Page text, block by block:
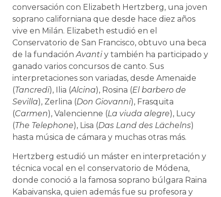
conversación con Elizabeth Hertzberg, una joven
soprano californiana que desde hace diez años
vive en Milán. Elizabeth estudió en el
Conservatorio de San Francisco, obtuvo una beca
de la fundaciónAvanti y también ha participado y
ganado varios concursos de canto. Sus
interpretaciones son variadas, desde Amenaide
(Tancredi), Ilia (Alcina), Rosina (El barbero de
Sevilla), Zerlina (Don Giovanni), Frasquita
(Carmen), Valencienne (La viuda alegre), Lucy
(The Telephone), Lisa (Das Land des Lächelns)
hasta música de cámara y muchas otras más.
Hertzberg estudió un máster en interpretación y
técnica vocal en el conservatorio de Módena,
donde conoció a la famosa soprano búlgara Raina
Kabaivanska, quien además fue su profesora y